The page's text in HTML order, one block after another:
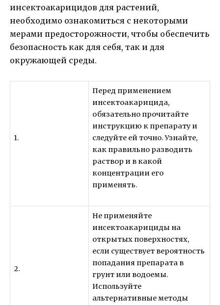
инсектоакарицидов для растений,
необходимо ознакомиться с некоторыми
мерами предосторожности, чтобы обеспечить
безопасность как для себя, так и для
окружающей среды.
1.
Перед применением
инсектоакарицида,
обязательно прочитайте
инструкцию к препарату и
следуйте ей точно. Узнайте,
как правильно разводить
раствор и в какой
концентрации его
применять.
2.
Не применяйте
инсектоакарициды на
открытых поверхностях,
если существует вероятность
попадания препарата в
грунт или водоемы.
Используйте
альтернативные методы